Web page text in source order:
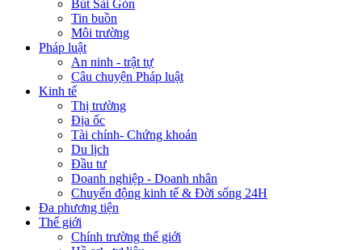
Bút Sài Gòn
Tin buồn
Môi trường
Pháp luật
An ninh - trật tự
Câu chuyện Pháp luật
Kinh tế
Thị trường
Địa ốc
Tài chính- Chứng khoán
Du lịch
Đầu tư
Doanh nghiệp - Doanh nhân
Chuyển động kinh tế & Đời sống 24H
Đa phương tiện
Thế giới
Chính trường thế giới